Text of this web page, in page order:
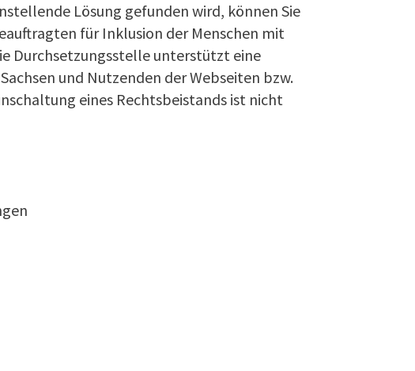
Lösung gefunden wird, können Sie
für Inklusion der Menschen mit
Durchsetzungsstelle unterstützt eine
und Nutzenden der Webseiten bzw.
eines Rechtsbeistands ist nicht